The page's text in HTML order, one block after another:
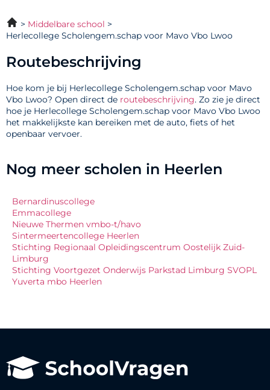
Middelbare school
Herlecollege Scholengem.schap voor Mavo Vbo Lwoo
Routebeschrijving
Hoe kom je bij Herlecollege Scholengem.schap voor Mavo
Vbo Lwoo? Open direct de routebeschrijving. Zo zie je direct
hoe je Herlecollege Scholengem.schap voor Mavo Vbo Lwoo
het makkelijkste kan bereiken met de auto, fiets of het
openbaar vervoer.
Nog meer scholen in Heerlen
Bernardinuscollege
Emmacollege
Nieuwe Thermen vmbo-t/havo
Sintermeertencollege Heerlen
Stichting Regionaal Opleidingscentrum Oostelijk Zuid-
Limburg
Stichting Voortgezet Onderwijs Parkstad Limburg SVOPL
Yuverta mbo Heerlen